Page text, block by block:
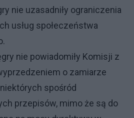
nie uzasadniły ograniczenia
usług społeczeństwa
nie powiadomiły Komisji z
o zamiarze
spośród
przepisów, mimo że są do